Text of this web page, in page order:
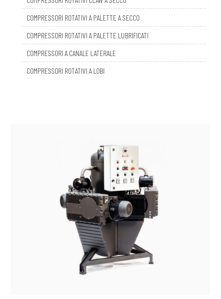
COMPRESSORI ROTATIVI A PALETTE A SECCO
COMPRESSORI ROTATIVI A PALETTE LUBRIFICATI
COMPRESSORI A CANALE LATERALE
COMPRESSORI ROTATIVI A LOBI